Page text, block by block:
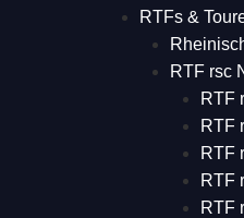
RTFs &
RTF rsc
RTF
RTF
RTF
RTF
RTF